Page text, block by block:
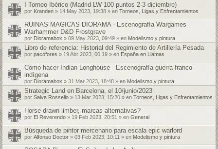
I Torneo Ibérico (Madrid LW 100 puntos 2-3 diciembre)
por Kranden » 14 May 2023, 19:38 » en Torneos, Ligas y Enfrentamientos
RUINAS MAGICAS DIORAMA - Escenografía Wargames
Warhammer D&D Frostgrave
por Dioramabox » 09 May 2023, 09:49 » en Modelismo y pintura
Libro de referencia: Historial del Regimiento de Artillería Pesada
por pacofores » 19 Abr 2023, 00:19 » en España en Llamas
Como hacer Indian Longhouse - Escenografía guerra franco-
indígena
por Dioramabox » 31 Mar 2023, 18:48 » en Modelismo y pintura
Strategic Land en Barcelona, el 10/junio/2023
por Salva Rossello » 13 Mar 2023, 15:20 » en Torneos, Ligas y Enfrentamientos
Horse-drawn limber, marcas alternativas?
por El Reverendo » 19 Feb 2023, 20:51 » en General
Búsqueda de pintor mercenario para escala epic warlord
por Alfonso Doctor » 03 Feb 2023, 10:11 » en Modelismo y pintura